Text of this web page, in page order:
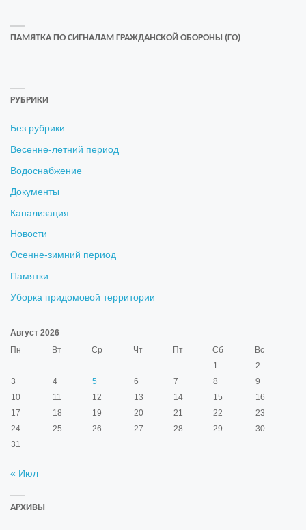
ПАМЯТКА ПО СИГНАЛАМ ГРАЖДАНСКОЙ ОБОРОНЫ (ГО)
РУБРИКИ
Без рубрики
Весенне-летний период
Водоснабжение
Документы
Канализация
Новости
Осенне-зимний период
Памятки
Уборка придомовой территории
Август 2026
Пн
Вт Ср Чт Пт Сб
Вс
1
2
3
4 5 6 7 8
9
10
11 12 13 14 15
16
17
18 19 20 21 22
23
24
25 26 27 28 29
30
31
« Июл
АРХИВЫ